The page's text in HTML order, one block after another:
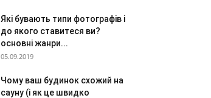
Які бувають типи фотографів і
до якого ставитеся ви?
основні жанри...
05.09.2019
Чому ваш будинок схожий на
сауну (і як це швидко